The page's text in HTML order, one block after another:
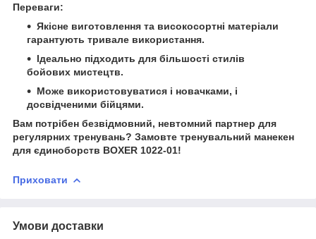
Переваги:
Якісне виготовлення та високосортні матеріали
гарантують тривале використання.
Ідеально підходить для більшості стилів
бойових мистецтв.
Може використовуватися і новачками, і
досвідченими бійцями.
Вам потрібен безвідмовний, невтомний партнер для
регулярних тренувань? Замовте тренувальний манекен
для єдиноборств BOXER 1022-01!
Приховати
Умови доставки